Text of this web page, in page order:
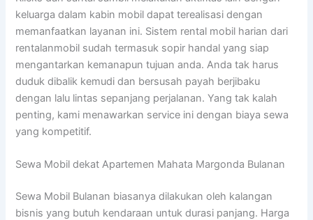
keluarga dalam kabin mobil dapat terealisasi dengan
memanfaatkan layanan ini. Sistem rental mobil harian dari
rentalanmobil sudah termasuk sopir handal yang siap
mengantarkan kemanapun tujuan anda. Anda tak harus
duduk dibalik kemudi dan bersusah payah berjibaku
dengan lalu lintas sepanjang perjalanan. Yang tak kalah
penting, kami menawarkan service ini dengan biaya sewa
yang kompetitif.
Sewa Mobil dekat Apartemen Mahata Margonda Bulanan
Sewa Mobil Bulanan biasanya dilakukan oleh kalangan
bisnis yang butuh kendaraan untuk durasi panjang. Harga